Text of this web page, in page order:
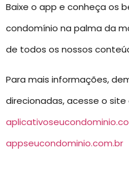
Baixe o app e conheça os
condomínio na palma da
de todos os nossos
Para mais informações,
direcionadas, acesse o
appseucondominio.com.br